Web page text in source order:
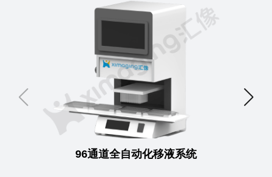
96通道全自动化移液系统